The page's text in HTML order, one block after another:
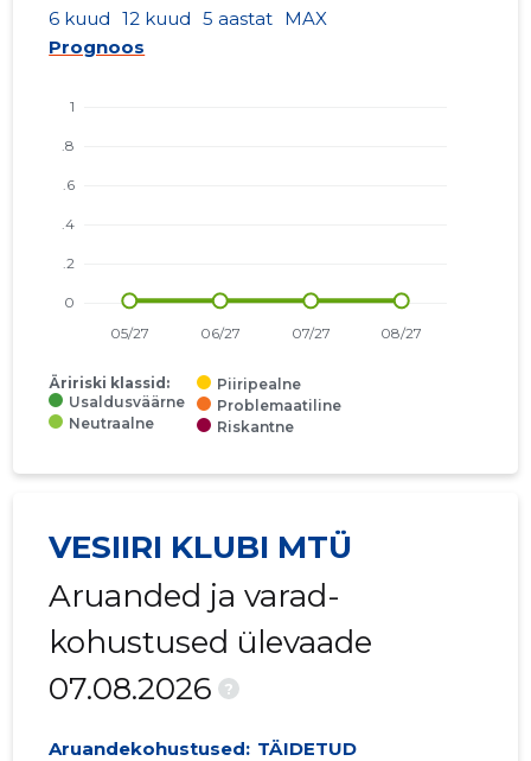
6 kuud 12 kuud 5 aastat MAX
Prognoos
Äririski klassid:
Usaldusväärne
Neutraalne
Piiripealne
Problemaatiline
Riskantne
VESIIRI KLUBI MTÜ
Aruanded ja varad-
kohustused ülevaade
07.08.2026
?
Aruandekohustused: TÄIDETUD